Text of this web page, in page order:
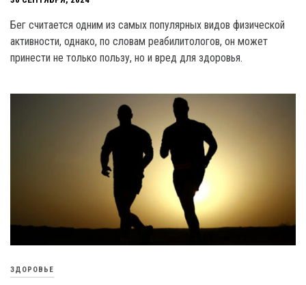
Бег считается одним из самых популярных видов физической
активности, однако, по словам реабилитологов, он может
принести не только пользу, но и вред для здоровья.
ЗДОРОВЬЕ